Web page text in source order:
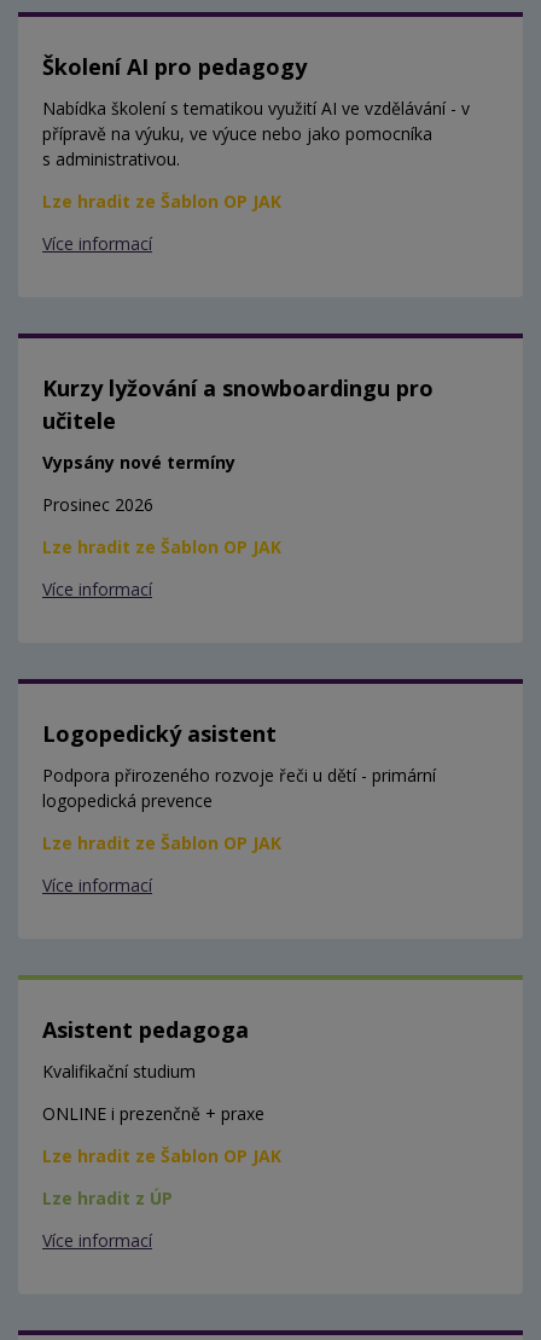
Školení AI pro pedagogy
Nabídka školení s tematikou využití AI ve vzdělávání - v
přípravě na výuku, ve výuce nebo jako pomocníka
s administrativou.
Lze hradit ze Šablon OP JAK
Více informací
Kurzy lyžování a snowboardingu pro
učitele
Vypsány nové termíny
Prosinec 2026
Lze hradit ze Šablon OP JAK
Více informací
Logopedický asistent
Podpora přirozeného rozvoje řeči u dětí - primární
logopedická prevence
Lze hradit ze Šablon OP JAK
Více informací
Asistent pedagoga
Kvalifikační studium
ONLINE i prezenčně + praxe
Lze hradit ze Šablon OP JAK
Lze hradit z ÚP
Více informací